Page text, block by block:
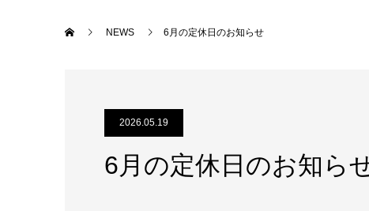
NEWS 6月の定休日のお知らせ
2026.05.19
6月の定休日のお知ら